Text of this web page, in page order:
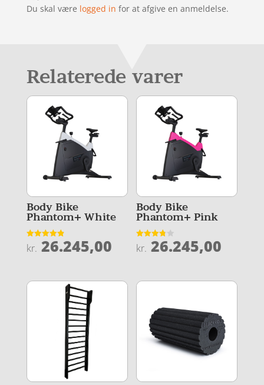
Du skal være logged in for at afgive en anmeldelse.
Relaterede varer
Body Bike
Phantom+ White
Vurderet
4.9
kr. 26.245,00
Body Bike
Phantom+ Pink
Vurderet
3.8
kr. 26.245,00